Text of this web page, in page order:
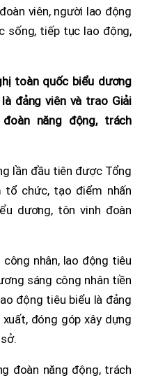
viên, người lao động
sống, tiếp tục lao động,
toàn quốc biểu dương
đảng viên và trao Giải
năng động, trách
lần đầu tiên được Tổng
tổ chức, tạo điểm nhấn
dương, tôn vinh đoàn
nhân, lao động tiêu
sáng công nhân tiền
động tiêu biểu là đảng
đóng góp xây dựng
đoàn năng động, trách